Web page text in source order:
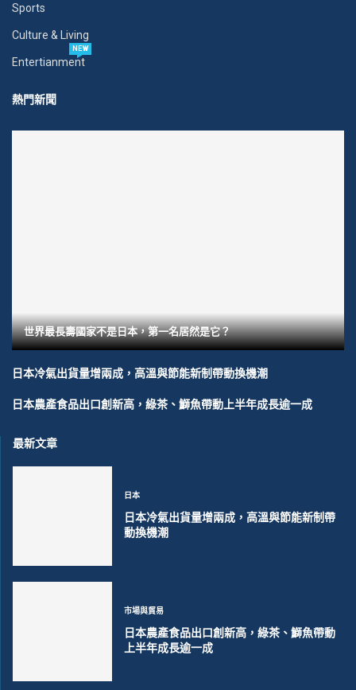
Sports
Culture & Living
Entertianment
NEW
熱門新聞
世界最長壽國家不是日本，第一名居然是它？
日本冷氣出貨量增兩成，高溫與節能新制帶動換機潮
日本農產食品出口創新高，綠茶、鰤魚帶動上半年成長逾一成
最新文章
日本
日本冷氣出貨量增兩成，高溫與節能新制帶
動換機潮
市場與貿易
日本農產食品出口創新高，綠茶、鰤魚帶動
上半年成長逾一成